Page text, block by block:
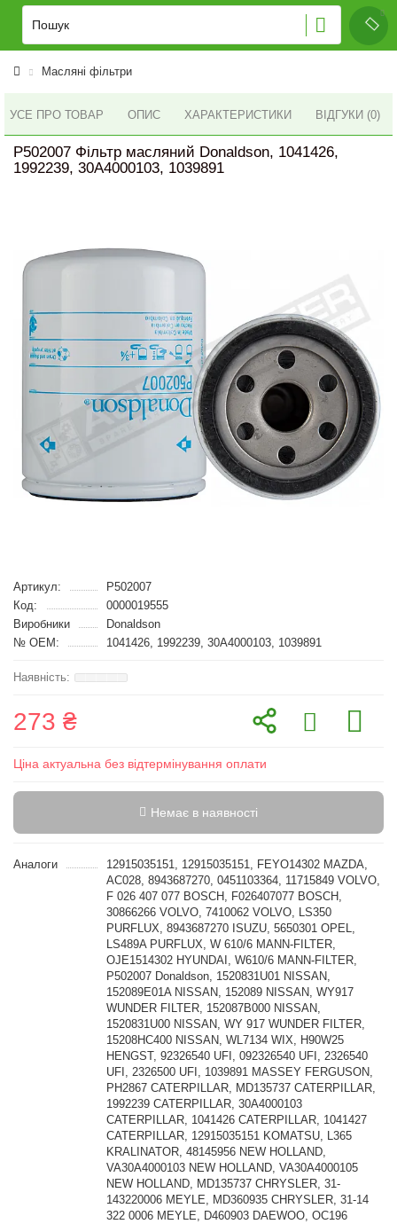
Масляні фільтри
УСЕ ПРО ТОВАР ОПИС ХАРАКТЕРИСТИКИ ВІДГУКИ (0)
P502007 Фільтр масляний Donaldson, 1041426,
1992239, 30A4000103, 1039891
Артикул:
P502007
Код:
0000019555
Виробники
Donaldson
№ OEM:
1041426, 1992239, 30A4000103, 1039891
273 ₴
Ціна актуальна без відтермінування оплати
Немає в наявності
Аналоги
12915035151, 12915035151, FEYO14302 MAZDA,
AC028, 8943687270, 0451103364, 11715849 VOLVO,
F 026 407 077 BOSCH, F026407077 BOSCH,
30866266 VOLVO, 7410062 VOLVO, LS350
PURFLUX, 8943687270 ISUZU, 5650301 OPEL,
LS489A PURFLUX, W 610/6 MANN-FILTER,
OJE1514302 HYUNDAI, W610/6 MANN-FILTER,
P502007 Donaldson, 1520831U01 NISSAN,
152089E01A NISSAN, 152089 NISSAN, WY917
WUNDER FILTER, 152087B000 NISSAN,
1520831U00 NISSAN, WY 917 WUNDER FILTER,
15208HC400 NISSAN, WL7134 WIX, H90W25
HENGST, 92326540 UFI, 092326540 UFI, 2326540
UFI, 2326500 UFI, 1039891 MASSEY FERGUSON,
PH2867 CATERPILLAR, MD135737 CATERPILLAR,
1992239 CATERPILLAR, 30A4000103
CATERPILLAR, 1041426 CATERPILLAR, 1041427
CATERPILLAR, 12915035151 KOMATSU, L365
KRALINATOR, 48145956 NEW HOLLAND,
VA30A4000103 NEW HOLLAND, VA30A4000105
NEW HOLLAND, MD135737 CHRYSLER, 31-
143220006 MEYLE, MD360935 CHRYSLER, 31-14
322 0006 MEYLE, D460903 DAEWOO, OC196